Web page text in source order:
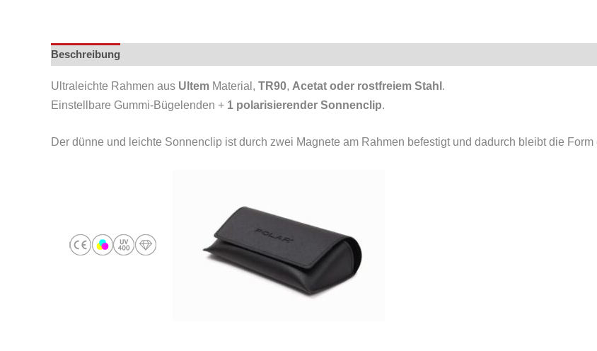
Beschreibung
Ultraleichte Rahmen aus Ultem Material, TR90, Acetat oder rostfreiem Stahl .
Einstellbare Gummi-Bügelenden + 1 polarisierender Sonnenclip.
Der dünne und leichte Sonnenclip ist durch zwei Magnete am Rahmen befestigt und dadurch bleibt die